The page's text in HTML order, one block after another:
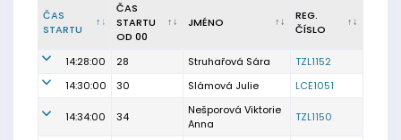
ČAS
STARTU
ČAS
STARTU
OD 00
JMÉNO
REG.
ČÍSLO
14:28:00 28 Struhařová Sára
TZL1152
14:30:00
30 Slámová Julie LCE1051
14:34:00 34
Nešporová Viktorie
Anna
TZL1150